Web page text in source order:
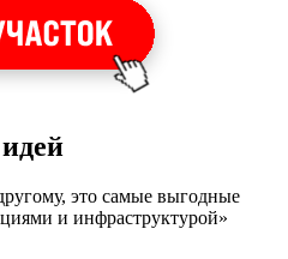
это самые выгодные
и инфраструктурой»